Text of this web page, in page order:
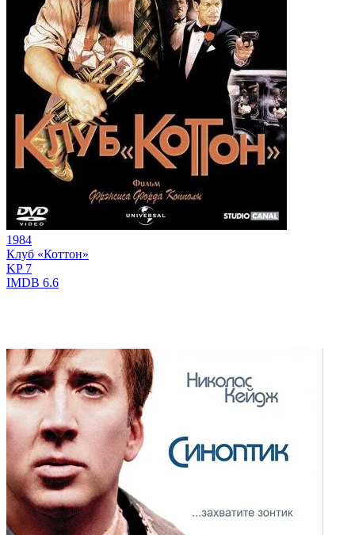
1984
Клуб «Коттон»
KP7
IMDB 6.6